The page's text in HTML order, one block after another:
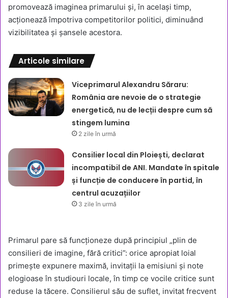
promovează imaginea primarului și, în același timp,
acționează împotriva competitorilor politici, diminuând
vizibilitatea și șansele acestora.
Articole similare
Viceprimarul Alexandru Săraru:
România are nevoie de o strategie
energetică, nu de lecții despre cum să
stingem lumina
2 zile în urmă
Consilier local din Ploiești, declarat
incompatibil de ANI. Mandate în spitale
și funcție de conducere în partid, în
centrul acuzațiilor
3 zile în urmă
Primarul pare să funcționeze după principiul „plin de
consilieri de imagine, fără critici”: orice apropiat loial
primește expunere maximă, invitații la emisiuni și note
elogioase în studiouri locale, în timp ce vocile critice sunt
reduse la tăcere. Consilierul său de suflet, invitat frecvent